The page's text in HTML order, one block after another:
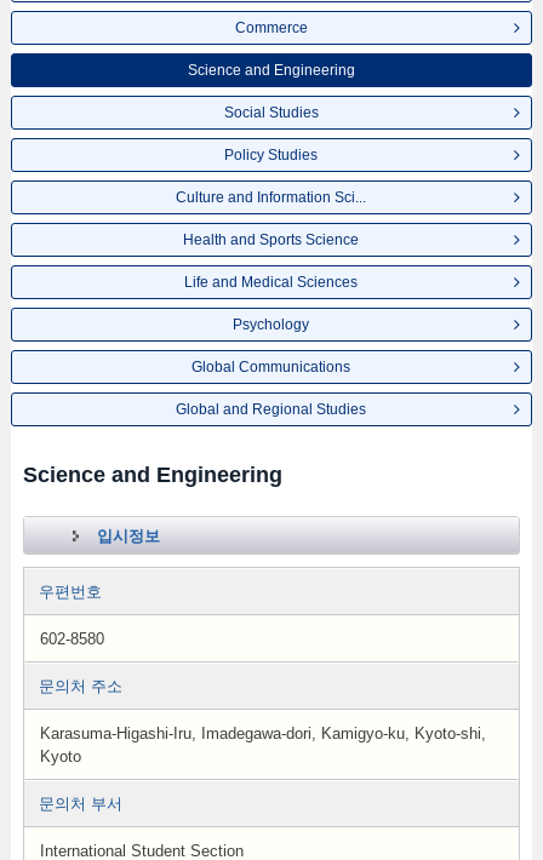
Commerce
Science and Engineering
Social Studies
Policy Studies
Culture and Information Sci...
Health and Sports Science
Life and Medical Sciences
Psychology
Global Communications
Global and Regional Studies
Science and Engineering
입시정보
우편번호
602-8580
문의처 주소
Karasuma-Higashi-Iru, Imadegawa-dori, Kamigyo-ku, Kyoto-shi,
Kyoto
문의처 부서
International Student Section